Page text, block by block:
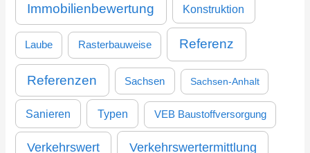
Immobilienbewertung Konstruktion
Laube Rasterbauweise Referenz
Referenzen Sachsen Sachsen-Anhalt
Sanieren Typen VEB Baustoffversorgung
Verkehrswert Verkehrswertermittlung